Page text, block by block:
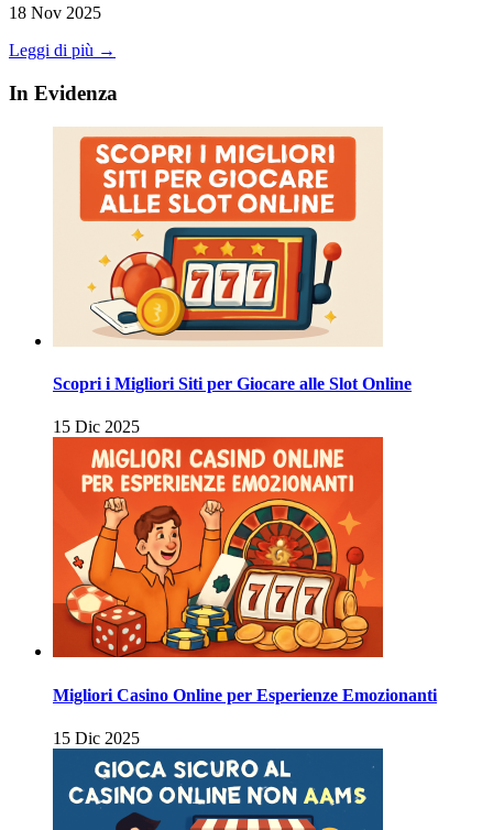
18 Nov 2025
Leggi di più →
In Evidenza
Scopri i Migliori Siti per Giocare alle Slot Online
15 Dic 2025
Migliori Casino Online per Esperienze Emozionanti
15 Dic 2025